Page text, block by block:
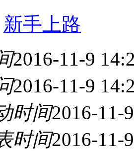
新手上路
2016-11-9
2016-11-9
时间2016-11-
时间2016-11-